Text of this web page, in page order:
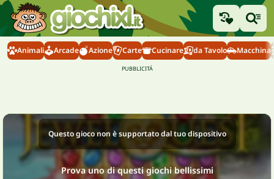
Animali Arcade Azione Carte Cucinare da Tavolo Macchina
Questo gioco non è supportato dal tuo dispositivo
Prova uno di questi giochi bellissimi